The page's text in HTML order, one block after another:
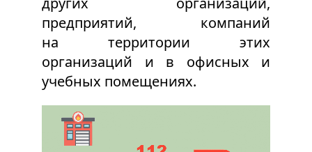
предприятий, компаний
на территории этих
организаций и в офисных и
учебных помещениях.